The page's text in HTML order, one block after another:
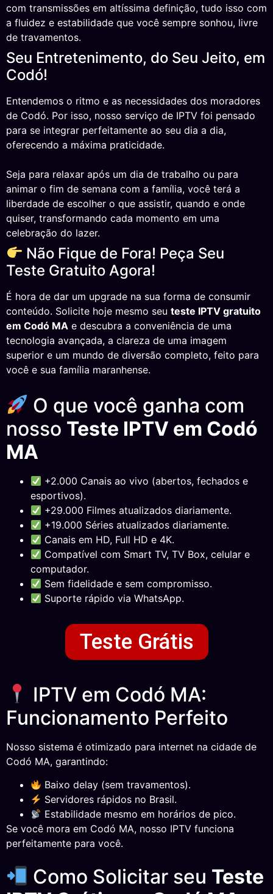
com transmissões em altíssima definição, tudo isso com
a fluidez e estabilidade que você sempre sonhou, livre
de travamentos.
Seu Entretenimento, do Seu Jeito, em
Codó!
Entendemos o ritmo e as necessidades dos moradores
de Codó. Por isso, nosso serviço de IPTV foi pensado
para se integrar perfeitamente ao seu dia a dia,
oferecendo a máxima praticidade.
Seja para relaxar após um dia de trabalho ou para
animar o fim de semana com a família, você terá a
liberdade de escolher o que assistir, quando e onde
quiser, transformando cada momento em uma
celebração do lazer.
Não Fique de Fora! Peça Seu
Teste Gratuito Agora!
É hora de dar um upgrade na sua forma de consumir
conteúdo. Solicite hoje mesmo seu teste IPTV gratuito
em Codó MA e descubra a conveniência de uma
tecnologia avançada, a clareza de uma imagem
superior e um mundo de diversão completo, feito para
você e sua família maranhense.
O que você ganha com
nosso Teste IPTV em Codó
MA
+2.000 Canais ao vivo (abertos, fechados e
esportivos).
+29.000 Filmes atualizados diariamente.
+19.000 Séries atualizados diariamente.
Canais em HD, Full HD e 4K.
Compatível com Smart TV, TV Box, celular e
computador.
Sem fidelidade e sem compromisso.
Suporte rápido via WhatsApp.
Teste Grátis
IPTV em Codó MA:
Funcionamento Perfeito
Nosso sistema é otimizado para internet na cidade de
Codó MA, garantindo:
Baixo delay (sem travamentos).
Servidores rápidos no Brasil.
Estabilidade mesmo em horários de pico.
Se você mora em Codó MA, nosso IPTV funciona
perfeitamente para você.
Como Solicitar seu Teste